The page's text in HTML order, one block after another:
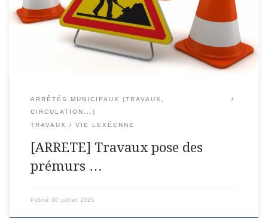
articles L 3221-3 et L 3221-4 ;Vu l’arrêté interministériel du 24
[…]
ARRÊTÉS MUNICIPAUX (TRAVAUX,
CIRCULATION...)
TRAVAUX
VIE LEXÉENNE
[ARRETE] Travaux pose des
prémurs …
Publié 30 juillet 2025